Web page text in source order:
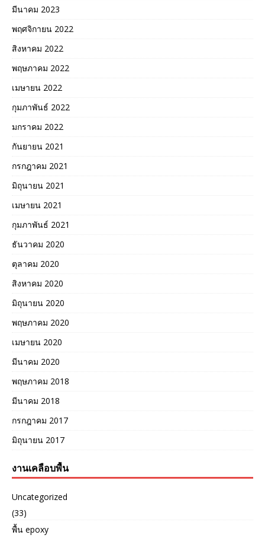
มีนาคม 2023
พฤศจิกายน 2022
สิงหาคม 2022
พฤษภาคม 2022
เมษายน 2022
กุมภาพันธ์ 2022
มกราคม 2022
กันยายน 2021
กรกฎาคม 2021
มิถุนายน 2021
เมษายน 2021
กุมภาพันธ์ 2021
ธันวาคม 2020
ตุลาคม 2020
สิงหาคม 2020
มิถุนายน 2020
พฤษภาคม 2020
เมษายน 2020
มีนาคม 2020
พฤษภาคม 2018
มีนาคม 2018
กรกฎาคม 2017
มิถุนายน 2017
งานเคลือบพื้น
Uncategorized
(33)
พื้น epoxy